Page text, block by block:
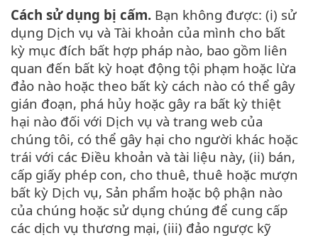
Cách sử dụng bị cấm. Bạn không được: (i) sử
dụng Dịch vụ và Tài khoản của mình cho bất
kỳ mục đích bất hợp pháp nào, bao gồm liên
quan đến bất kỳ hoạt động tội phạm hoặc lừa
đảo nào hoặc theo bất kỳ cách nào có thể gây
gián đoạn, phá hủy hoặc gây ra bất kỳ thiệt
hại nào đối với Dịch vụ và trang web của
chúng tôi, có thể gây hại cho người khác hoặc
trái với các Điều khoản và tài liệu này, (ii) bán,
cấp giấy phép con, cho thuê, thuê hoặc mượn
bất kỳ Dịch vụ, Sản phẩm hoặc bộ phận nào
của chúng hoặc sử dụng chúng để cung cấp
các dịch vụ thương mại, (iii) đảo ngược kỹ